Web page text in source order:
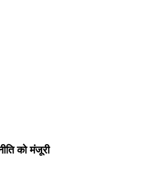
को मंजूरी